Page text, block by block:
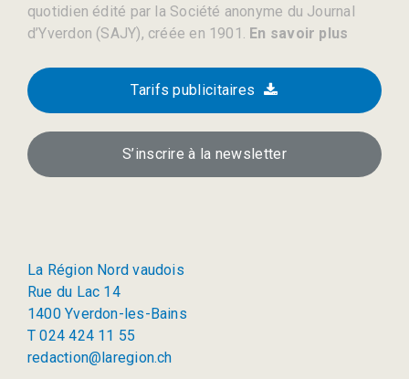
quotidien édité par la Société anonyme du Journal
d’Yverdon (SAJY), créée en 1901. En savoir plus
Tarifs publicitaires
S’inscrire à la newsletter
La Région Nord vaudois
Rue du Lac 14
1400 Yverdon-les-Bains
T 024 424 11 55
redaction@laregion.ch